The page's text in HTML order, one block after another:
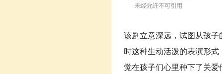
该剧立意深远，试图从孩
时这种生动活泼的表演形
觉在孩子们心里种下了关